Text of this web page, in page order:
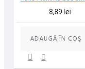
8,89 lei
ADAUGĂ ÎN COŞ